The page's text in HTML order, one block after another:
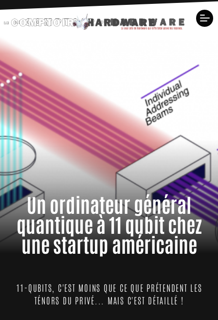
Un ordinateur général
quantique à 11 qubit chez
une startup américaine
11-QUBITS, C'EST MOINS QUE CE QUE PRÉTENDENT LES
TÉNORS DU PRIVÉ... MAIS C'EST DÉTAILLÉ !